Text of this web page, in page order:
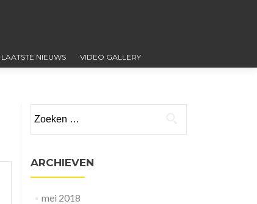
LAATSTE NIEUWS VIDEO GALLERY
naar:
ARCHIEVEN
mei 2018